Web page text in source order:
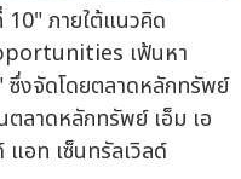
ภายใต้แนวคิด
เฟ้นหา
งจัดโดยตลาดหลักทรัพย์
ตลาดหลักทรัพย์ เอ็ม เอ
อท เซ็นทรัลเวิลด์